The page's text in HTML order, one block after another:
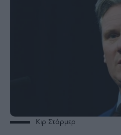
ESG
Κιρ Στάρμερ